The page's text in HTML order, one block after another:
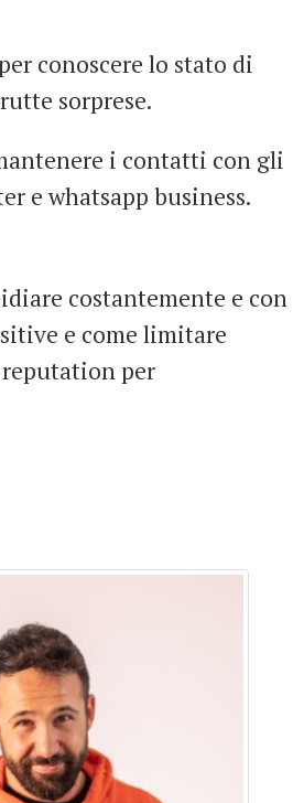
conoscere lo stato di
sorprese.
i contatti con gli
e whatsapp business.
costantemente e con
e come limitare
per